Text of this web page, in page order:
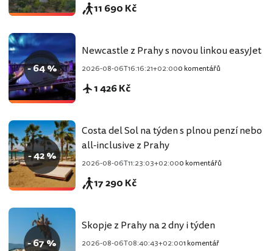
11 690 Kč
- 64 %
Newcastle z Prahy s novou linkou easyJet
2026-08-06T16:16:21+02:000 komentářů
1 426 Kč
- 42 %
Costa del Sol na týden s plnou penzí nebo
all-inclusive z Prahy
2026-08-06T11:23:03+02:000 komentářů
17 290 Kč
- 67 %
Skopje z Prahy na 2 dny i týden
2026-08-06T08:40:43+02:001 komentář